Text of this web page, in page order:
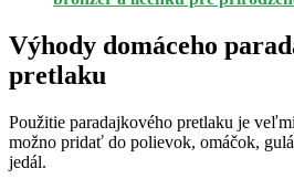
Výhody domáceho
pretlaku
Použitie paradajkového pretlaku je
možno pridať do polievok, omáčok,
jedál.